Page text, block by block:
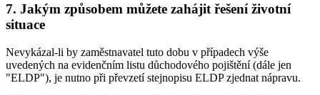
7. Jakým způsobem můžete zahájit řešení životní
situace
Nevykázal-li by zaměstnavatel tuto dobu v případech výše
uvedených na evidenčním listu důchodového pojištění (dále jen
"ELDP"), je nutno při převzetí stejnopisu ELDP zjednat nápravu.